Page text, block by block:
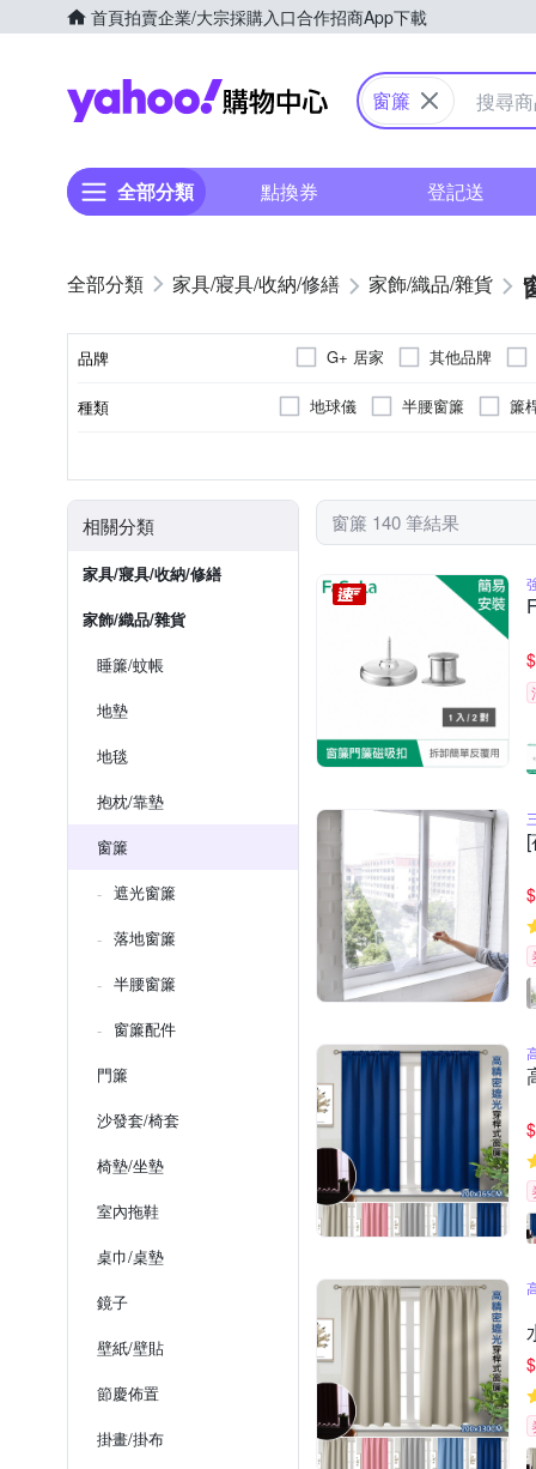
首頁拍賣企業/大宗採購入口合作招商App下載
Yahoo購物中心
窗簾
全部分類 點換券 登記送
家具/寢具/收納/修繕 家飾/織品/雜貨
品牌 G+ 居家 其他品牌
種類 地球儀 半腰窗簾
簾
相關分類
家具/寢具/收納/修繕
家飾/織品/雜貨
睡簾/蚊帳
地墊
地毯
抱枕/靠墊
窗簾
遮光窗簾
落地窗簾
半腰窗簾
窗簾配件
門簾
沙發套/椅套
椅墊/坐墊
室內拖鞋
桌巾/桌墊
鏡子
壁紙/壁貼
節慶佈置
掛畫/掛布
窗簾 140 筆結果
$
$
$
$